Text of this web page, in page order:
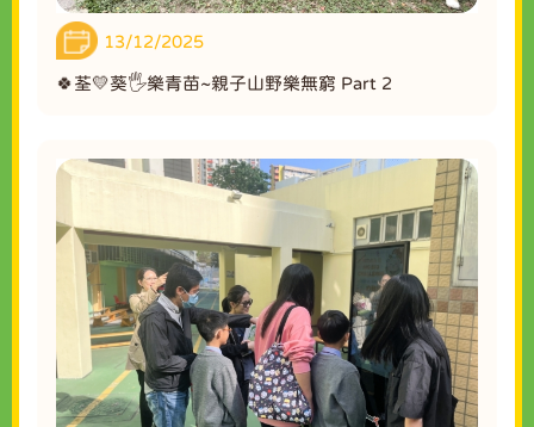
13/12/2025
🍀荃💛葵🖐️樂青苗~親子山野樂無窮 Part 2